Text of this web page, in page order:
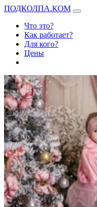
ПОДКОЛПА.КОМ
Что это?
Как работает?
Для кого?
Цены